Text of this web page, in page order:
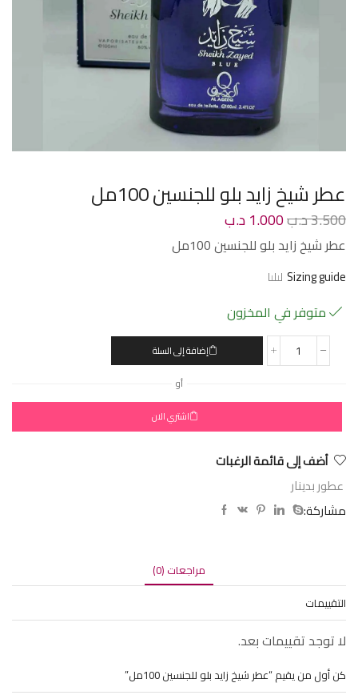
عطر شيخ زايد بلو للجنسين 100مل
3.500د.ب1.000د.ب
عطر شيخ زايد بلو للجنسين 100مل
Sizing guide
متوفر في المخزون
إضافة إلى السلة
أو
اشتري الان
أضف إلى قائمة الرغبات
عطور بدينار
مشاركة:
مراجعات (0)
التقييمات
لا توجد تقييمات بعد.
كن أول من يقيم “عطر شيخ زايد بلو للجنسين 100مل”